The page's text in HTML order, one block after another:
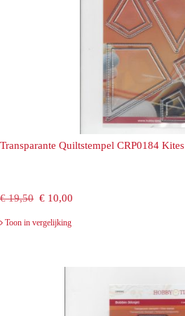
Transparante Quiltstempel CRP0184 Kites
€19,50 Oorspronkelijke
prijs
€ 19,50.
€10,00
Toon in vergelijking